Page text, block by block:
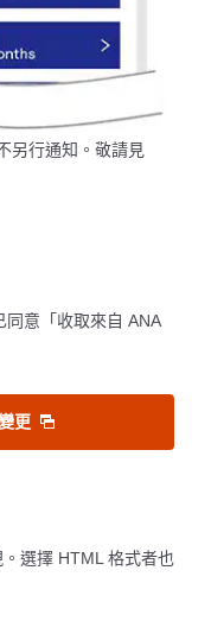
另行通知。敬請見
同意「收取來自 ANA
更
選擇 HTML 格式者也